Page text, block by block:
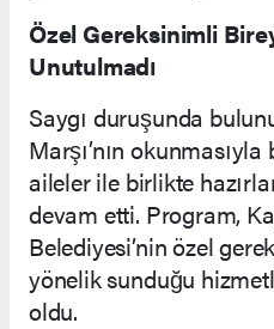
Özel Gereksinimli
Unutulmadı
Saygı duruşunda
Marşı’nın
aileler ile birlikte
devam etti. Program,
Belediyesi’nin özel
yönelik sunduğu
oldu.